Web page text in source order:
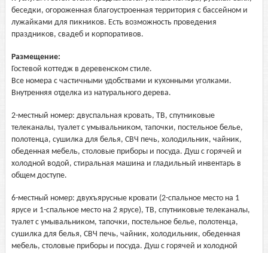
беседки, огороженная благоустроенная территория с бассейном и
лужайками для пикников. Есть возможность проведения
праздников, свадеб и корпоративов.
Размещение:
Гостевой коттедж в деревенском стиле.
Все номера с частичными удобствами и кухонными уголками.
Внутренняя отделка из натурального дерева.
2-местный номер: двуспальная кровать, ТВ, спутниковые
телеканалы, туалет с умывальником, тапочки, постельное белье,
полотенца, сушилка для белья, СВЧ печь, холодильник, чайник,
обеденная мебель, столовые приборы и посуда. Душ с горячей и
холодной водой, стиральная машина и гладильный инвентарь в
общем доступе.
6-местный номер: двухъярусные кровати (2-спальное место на 1
ярусе и 1-спальное место на 2 ярусе), ТВ, спутниковые телеканалы,
туалет с умывальником, тапочки, постельное белье, полотенца,
сушилка для белья, СВЧ печь, чайник, холодильник, обеденная
мебель, столовые приборы и посуда. Душ с горячей и холодной